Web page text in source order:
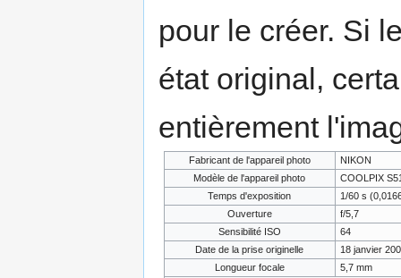
pour le créer. Si
état original,
entièrement
Fabricant de l'appareil photo
NIKON
Modèle de l'appareil photo
COOLPIX
Temps d'exposition
1/60 s
Ouverture
f/5,7
Sensibilité ISO
64
Date de la prise originelle
18 janvier
Longueur focale
5,7 mm